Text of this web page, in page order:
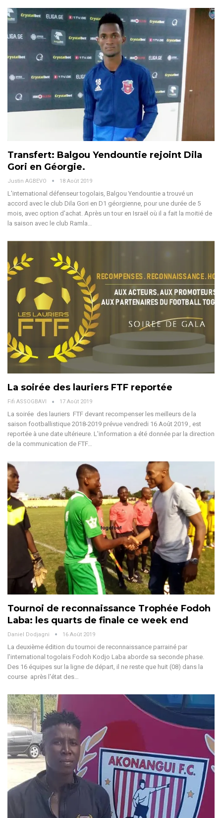
Transfert: Balgou Yendountie rejoint Dila
Gori en Géorgie.
Justin AGBEVO 18 Août 2019
L'international défenseur togolais, Balgou Yendountie a trouvé un
accord avec le club Dila Gori en D1 géorgienne, pour une durée de 5
mois, avec option d'achat. Après un tour en Israël où il a fait la moitié de
la saison avec le club Ramla…
La soirée des lauriers FTF reportée
Fifi ASSOGBAVI 17 Août 2019
La soirée des lauriers FTF devant recompenser les meilleurs de la
saison footballistique 2018-2019 prévue vendredi 16 Août 2019 , est
reportée à une date ultérieure. L'information a été donnée par la direction
de la communication de FTF…
Tournoi de reconnaissance Trophée Fodoh
Laba: les quarts de finale ce week end
Daniel Dodjagni 16 Août 2019
La deuxième édition du tournoi de reconnaissance parrainé par
l'international togolais Fodoh Kodjo Laba aborde sa seconde phase.
Des 16 équipes sur la ligne de départ, il ne reste que huit (08) dans la
course après l'état des…